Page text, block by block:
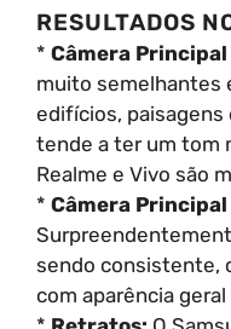
RESULTADOS
* Câmera Principal
muito semelhantes
edifícios, paisagens
tende a ter um tom
Realme e Vivo são
* Câmera
sendo consistente,
com aparência